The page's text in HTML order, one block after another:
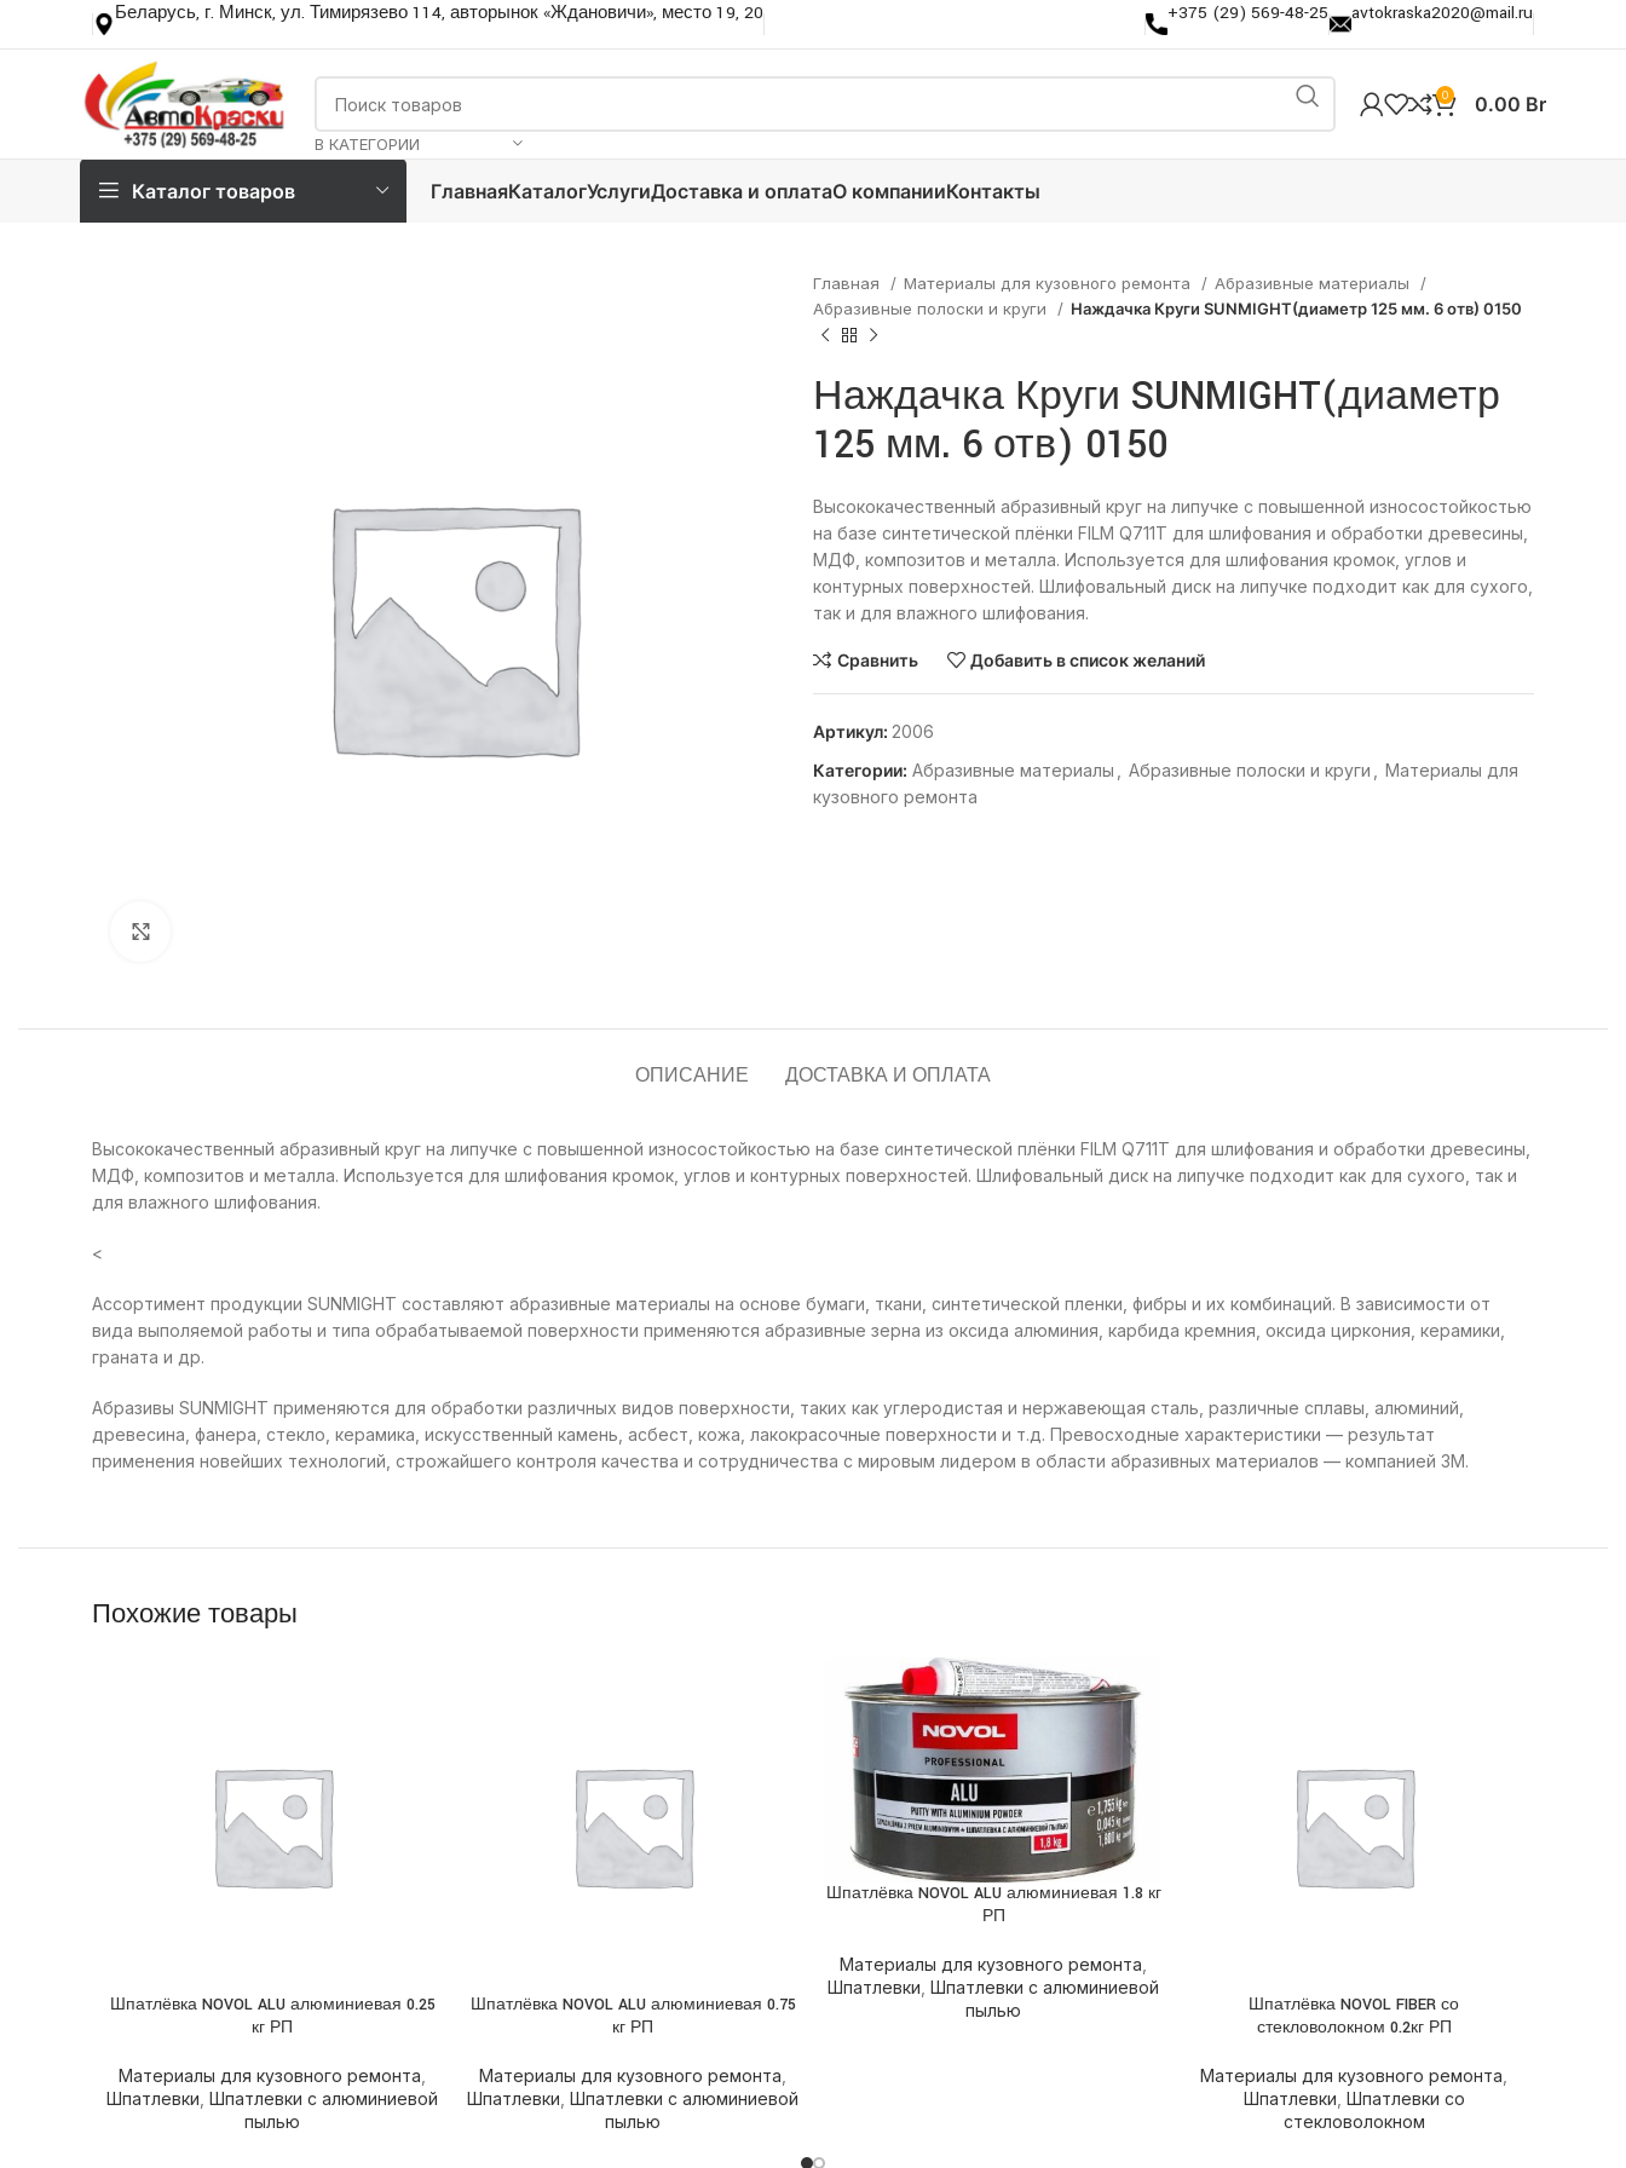
Беларусь, г. Минск, ул. Тимирязево 114, авторынок «Ждановичи», место 19, 20 +375 (29) 569-48-25 avtokraska2020@mail.ru
В КАТЕГОРИИ
0 0.00 Br
Каталог товаров ГлавнаяКаталогУслугиДоставка и оплатаО компанииКонтакты
Главная Материалы для кузовного ремонта
Абразивные материалы
Абразивные полоски и круги
Наждачка Круги SUNMIGHT(диаметр 125 мм. 6 отв) 0150
Наждачка Круги SUNMIGHT(диаметр
125 мм. 6 отв) 0150
Высококачественный абразивный круг на липучке с повышенной износостойкостью
на базе синтетической плёнки FILM Q711T для шлифования и обработки древесины,
МДФ, композитов и металла. Используется для шлифования кромок, углов и
контурных поверхностей. Шлифовальный диск на липучке подходит как для сухого,
так и для влажного шлифования.
Сравнить Добавить в список желаний
Артикул: 2006
Категории: Абразивные материалы Абразивные полоски и круги
Материалы для
кузовного ремонта
ОПИСАНИЕ ДОСТАВКА И ОПЛАТА
Высококачественный абразивный круг на липучке с повышенной износостойкостью на базе синтетической плёнки FILM Q711T для шлифования и обработки древесины,
МДФ, композитов и металла. Используется для шлифования кромок, углов и контурных поверхностей. Шлифовальный диск на липучке подходит как для сухого, так и
для влажного шлифования.
<
Ассортимент продукции SUNMIGHT составляют абразивные материалы на основе бумаги, ткани, синтетической пленки, фибры и их комбинаций. В зависимости от
вида выполяемой работы и типа обрабатываемой поверхности применяются абразивные зерна из оксида алюминия, карбида кремния, оксида циркония, керамики,
граната и др.
Абразивы SUNMIGHT применяются для обработки различных видов поверхности, таких как углеродистая и нержавеющая сталь, различные сплавы, алюминий,
древесина, фанера, стекло, керамика, искусственный камень, асбест, кожа, лакокрасочные поверхности и т.д. Превосходные характеристики — результат
применения новейших технологий, строжайшего контроля качества и сотрудничества с мировым лидером в области абразивных материалов — компанией 3М.
Похожие товары
ПОДРОБНЕЕ
Шпатлёвка NOVOL ALU алюминиевая 0.25
кг РП
Материалы для кузовного ремонта
Шпатлевки Шпатлевки с алюминиевой
пылью
ПОДРОБНЕЕ
Шпатлёвка NOVOL ALU алюминиевая 0.75
кг РП
Материалы для кузовного ремонта
Шпатлевки Шпатлевки с алюминиевой
пылью
ПОДРОБНЕЕ
Шпатлёвка NOVOL ALU алюминиевая 1.8 кг
РП
Материалы для кузовного ремонта
Шпатлевки Шпатлевки с алюминиевой
пылью
ПОДРОБНЕЕШпатлёвка NOVOL FIBER со
стекловолокном 0.2кг РП
Материалы для кузовного ремонта
Шпатлевки Шпатлевки со
стекловолокном